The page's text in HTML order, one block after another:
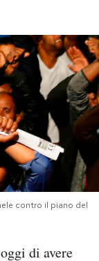
contro il piano del
oggi di avere